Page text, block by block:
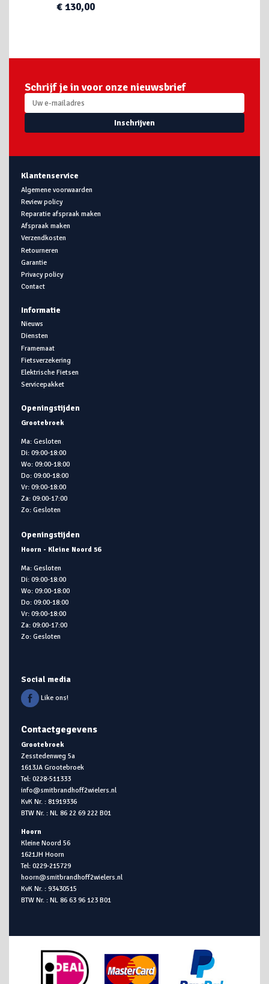
€ 130,00
Schrijf je in voor onze nieuwsbrief
Inschrijven
Klantenservice
Algemene voorwaarden
Review policy
Reparatie afspraak maken
Afspraak maken
Verzendkosten
Retourneren
Garantie
Privacy policy
Contact
Informatie
Nieuws
Diensten
Framemaat
Fietsverzekering
Elektrische Fietsen
Servicepakket
Openingstijden
Grootebroek
Ma: Gesloten
Di: 09:00-18:00
Wo: 09:00-18:00
Do: 09:00-18:00
Vr: 09:00-18:00
Za: 09:00-17:00
Zo: Gesloten
Openingstijden
Hoorn - Kleine Noord 56
Ma: Gesloten
Di: 09:00-18:00
Wo: 09:00-18:00
Do: 09:00-18:00
Vr: 09:00-18:00
Za: 09:00-17:00
Zo: Gesloten
Social media
Like ons!
Contactgegevens
Grootebroek
Zesstedenweg 5a
1613JA Grootebroek
Tel: 0228-511333
info@smitbrandhoff2wielers.nl
KvK Nr. : 81919336
BTW Nr. : NL 86 22 69 222 B01
Hoorn
Kleine Noord 56
1621JH Hoorn
Tel: 0229-215729
hoorn@smitbrandhoff2wielers.nl
KvK Nr. : 93430515
BTW Nr. : NL 86 63 96 123 B01